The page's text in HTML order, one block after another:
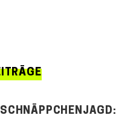
SCHNÄPPCHENJAGD: